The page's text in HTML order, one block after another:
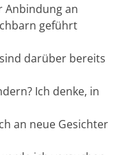
Anbindung an
geführt
darüber bereits
Ich denke, in
an neue Gesichter